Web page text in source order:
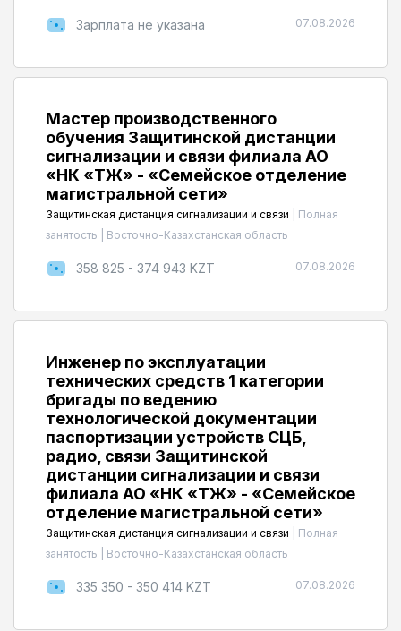
Зарплата не указана 07.08.2026
Мастер производственного
обучения Защитинской дистанции
сигнализации и связи филиала АО
«НК «ҚТЖ» - «Семейское отделение
магистральной сети»
Защитинская дистанция сигнализации и связи
Полная
занятость
Восточно-Казахстанская область
358 825 - 374 943 KZT 07.08.2026
Инженер по эксплуатации
технических средств 1 категории
бригады по ведению
технологической документации
паспортизации устройств СЦБ,
радио, связи Защитинской
дистанции сигнализации и связи
филиала АО «НК «ҚТЖ» - «Семейское
отделение магистральной сети»
Защитинская дистанция сигнализации и связи
Полная
занятость
Восточно-Казахстанская область
335 350 - 350 414 KZT 07.08.2026